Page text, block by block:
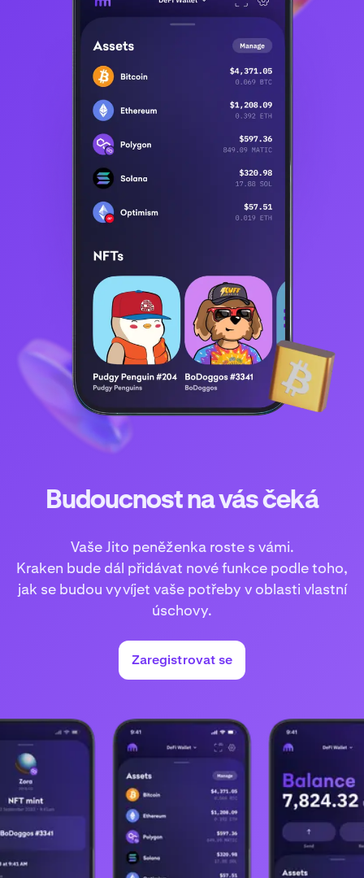
Budoucnost na vás čeká
Vaše Jito peněženka roste s vámi.
Kraken bude dál přidávat nové funkce podle toho,
jak se budou vyvíjet vaše potřeby v oblasti vlastní
úschovy.
Zaregistrovat se